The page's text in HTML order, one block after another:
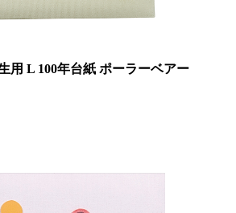
用 L 100年台紙 ポーラーベアー